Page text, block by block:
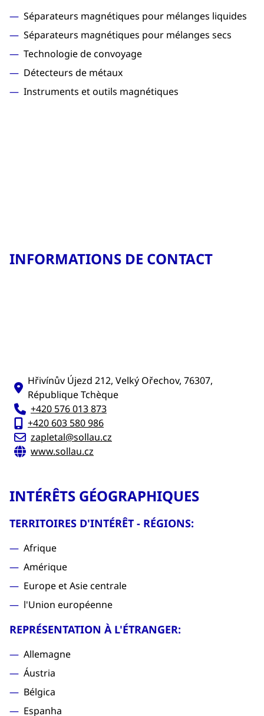
Séparateurs magnétiques pour mélanges liquides
Séparateurs magnétiques pour mélanges secs
Technologie de convoyage
Détecteurs de métaux
Instruments et outils magnétiques
INFORMATIONS DE CONTACT
Hřivínův Újezd 212, Velký Ořechov, 76307,
République Tchèque
+420 576 013 873
+420 603 580 986
zapletal@sollau.cz
www.sollau.cz
INTÉRÊTS GÉOGRAPHIQUES
TERRITOIRES D'INTÉRÊT - RÉGIONS:
Afrique
Amérique
Europe et Asie centrale
l'Union européenne
REPRÉSENTATION À L'ÉTRANGER:
Allemagne
Áustria
Bélgica
Espanha